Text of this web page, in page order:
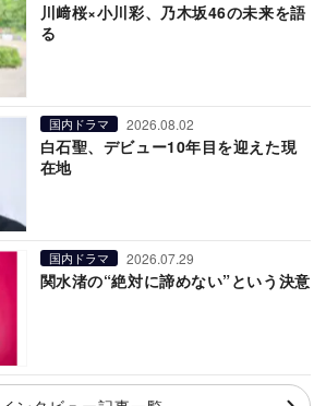
川﨑桜×小川彩、乃木坂46の未来を語
る
国内ドラマ 2026.08.02
白石聖、デビュー10年目を迎えた現
在地
国内ドラマ 2026.07.29
関水渚の“絶対に諦めない”という決意